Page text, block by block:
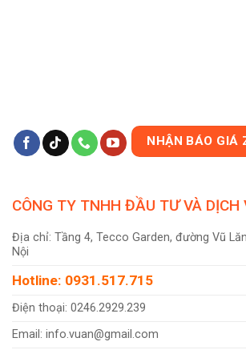
NHẬN BÁO GIÁ
CÔNG TY TNHH ĐẦU TƯ VÀ DỊCH
Địa chỉ: Tầng 4, Tecco Garden, đường Vũ
Nội
Hotline: 0931.517.715
Điện thoại: 0246.2929.239
Email: info.vuan@gmail.com